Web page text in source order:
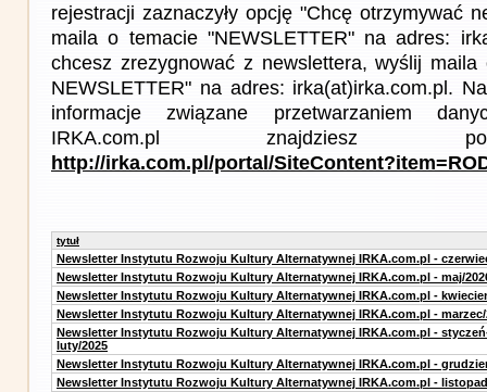
rejestracji zaznaczyły opcję "Chcę otrzymywać
maila o temacie "NEWSLETTER" na adres:
chcesz zrezygnować z newslettera, wyślij
NEWSLETTER" na adres: irka(at)irka.com.pl.
informacje związane przetwarzaniem
IRKA.com.pl znajdziesz
http://irka.com.pl/portal/
tytuł
Newsletter Instytutu Rozwoju Kultury Alternatywnej IRKA.com.pl -
Newsletter Instytutu Rozwoju Kultury Alternatywnej IRKA.com.pl - maj/
Newsletter Instytutu Rozwoju Kultury Alternatywnej IRKA.com.pl -
Newsletter Instytutu Rozwoju Kultury Alternatywnej IRKA.com.pl - marzec/
Newsletter Instytutu Rozwoju Kultury Alternatywnej IRKA.com.pl -
luty/2025
Newsletter Instytutu Rozwoju Kultury Alternatywnej IRKA.com.pl -
Newsletter Instytutu Rozwoju Kultury Alternatywnej IRKA.com.pl -